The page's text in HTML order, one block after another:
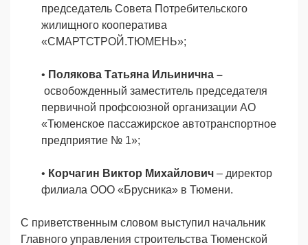
председатель Совета Потребительского
жилищного кооператива
«СМАРТСТРОЙ.ТЮМЕНЬ»;
• Полякова Татьяна Ильинична –
освобожденный заместитель председателя
первичной профсоюзной организации АО
«Тюменское пассажирское автотранспортное
предприятие № 1»;
• Корчагин Виктор Михайлович – директор
филиала ООО «Брусника» в Тюмени.
С приветственным словом выступил начальник
Главного управления строительства Тюменской